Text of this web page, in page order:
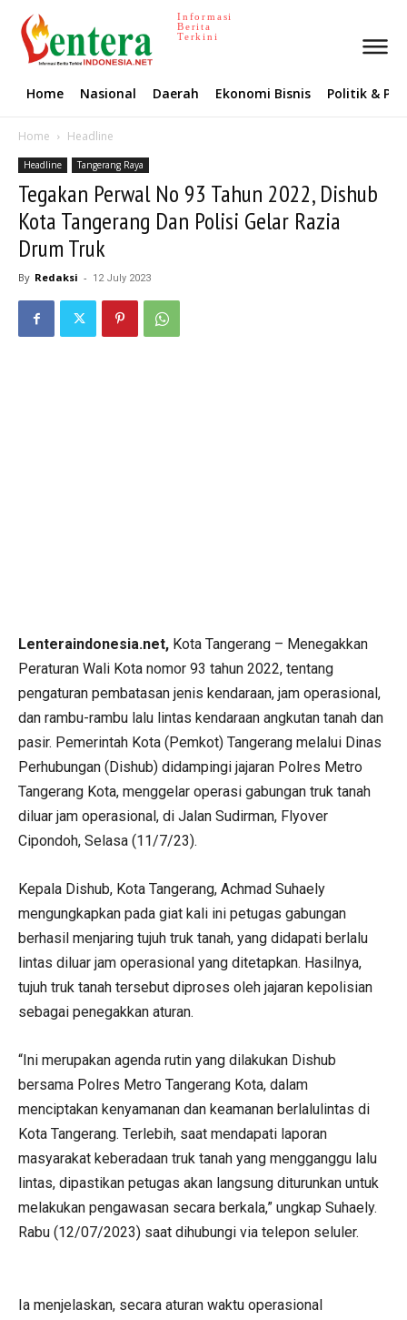
Informasi
Berita
Terkini
Home Nasional Daerah Ekonomi Bisnis Politik &
Home Headline
Headline Tangerang Raya
Tegakan Perwal No 93 Tahun 2022, Dishub
Kota Tangerang Dan Polisi Gelar Razia
Drum Truk
By Redaksi - 12 July 2023
Lenteraindonesia.net, Kota Tangerang – Menegakkan
Peraturan Wali Kota nomor 93 tahun 2022, tentang
pengaturan pembatasan jenis kendaraan, jam operasional,
dan rambu-rambu lalu lintas kendaraan angkutan tanah dan
pasir. Pemerintah Kota (Pemkot) Tangerang melalui Dinas
Perhubungan (Dishub) didampingi jajaran Polres Metro
Tangerang Kota, menggelar operasi gabungan truk tanah
diluar jam operasional, di Jalan Sudirman, Flyover
Cipondoh, Selasa (11/7/23).
Kepala Dishub, Kota Tangerang, Achmad Suhaely
mengungkapkan pada giat kali ini petugas gabungan
berhasil menjaring tujuh truk tanah, yang didapati berlalu
lintas diluar jam operasional yang ditetapkan. Hasilnya,
tujuh truk tanah tersebut diproses oleh jajaran kepolisian
sebagai penegakkan aturan.
“Ini merupakan agenda rutin yang dilakukan Dishub
bersama Polres Metro Tangerang Kota, dalam
menciptakan kenyamanan dan keamanan berlalulintas di
Kota Tangerang. Terlebih, saat mendapati laporan
masyarakat keberadaan truk tanah yang mengganggu lalu
lintas, dipastikan petugas akan langsung diturunkan untuk
melakukan pengawasan secara berkala,” ungkap Suhaely.
Rabu (12/07/2023) saat dihubungi via telepon seluler.
Ia menjelaskan, secara aturan waktu operasional